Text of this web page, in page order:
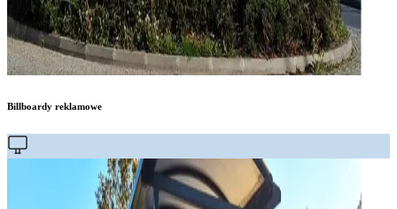
Billboardy reklamowe